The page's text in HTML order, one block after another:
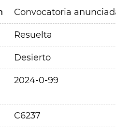
Convocatoria
Resuelta
Desierto
2024-0-99
C6237